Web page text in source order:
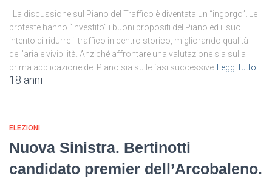
La discussione sul Piano del Traffico è diventata un “ingorgo”. Le
proteste hanno “investito” i buoni propositi del Piano ed il suo
intento di ridurre il traffico in centro storico, migliorando qualità
dell’aria e vivibilità. Anziché affrontare una valutazione sia sulla
prima applicazione del Piano sia sulle fasi successive Leggi tutto
18 anni
ELEZIONI
Nuova Sinistra. Bertinotti
candidato premier dell’Arcobaleno.